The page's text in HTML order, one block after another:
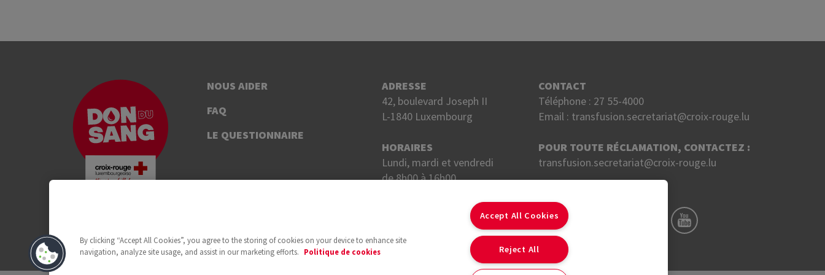
NOUS AIDER
FAQ
LE QUESTIONNAIRE
ADRESSE
42, boulevard Joseph II
L-1840 Luxembourg
HORAIRES
Lundi, mardi et vendredi
de 8h00 à 16h00.
CONTACT
Téléphone : 27 55-4000
Email : transfusion.secretariat@croix-rouge.lu
POUR TOUTE RÉCLAMATION, CONTACTEZ :
transfusion.secretariat@croix-rouge.lu
By clicking “Accept All Cookies”, you agree to the storing of cookies on your device to enhance site
navigation, analyze site usage, and assist in our marketing efforts.
Politique de cookies
Accept All Cookies
Reject All